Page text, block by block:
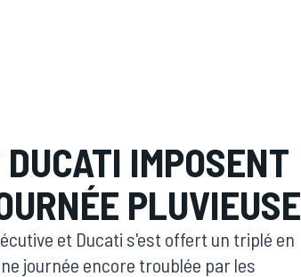
IMPOSENT
PLUVIEUSE
et Ducati s'est offert un triplé en
journée encore troublée par les